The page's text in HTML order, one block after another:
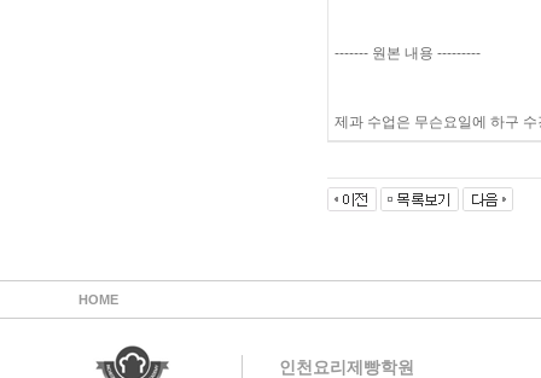
------- 원본 내용 ---------
제과 수업은 무슨요일에 하구
HOME
인천요리제빵학원